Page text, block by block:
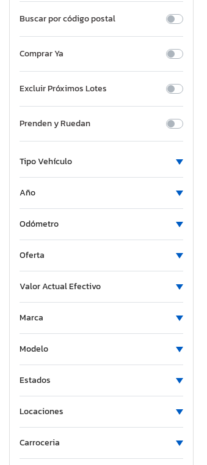
Buscar por código postal
Comprar Ya
Excluir Próximos Lotes
Prenden y Ruedan
Tipo Vehículo
Año
Odómetro
Oferta
Valor Actual Efectivo
Marca
Modelo
Estados
Locaciones
Carroceria